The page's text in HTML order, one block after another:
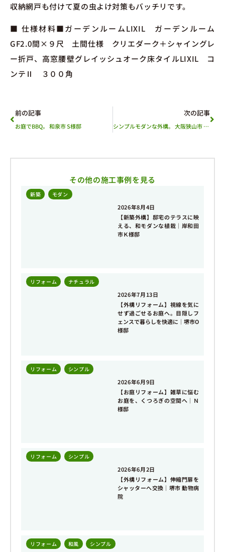
収納網戸も付けて夏の虫よけ対策もバッチリです。
■ 仕様材料■ガーデンルームLIXIL ガーデンルーム
GF2.0間×９尺 土間仕様 クリエダーク＋シャイングレ
ー折戸、高窓腰壁グレイッシュオーク床タイルLIXIL コ
ンテⅡ ３００角
前の記事
お庭でBBQ。 和泉市 S様邸
次の記事
シンプルモダンな外構。 大阪狭山市 Ｉ様邸
その他の施工事例を見る
新築 モダン
2026年8月4日
【新築外構】邸宅のテラスに映
える、和モダンな植栽｜岸和田
市Ｋ様邸
リフォーム ナチュラル
2026年7月13日
【外構リフォーム】視線を気に
せず過ごせるお庭へ。目隠しフ
ェンスで暮らしを快適に｜堺市O
様邸
リフォーム シンプル
2026年6月9日
【お庭リフォーム】雑草に悩む
お庭を、くつろぎの空間へ｜Ｎ
様邸
リフォーム シンプル
2026年6月2日
【外構リフォーム】伸縮門扉を
シャッターへ交換｜堺市 動物病
院
リフォーム 和風 , シンプル